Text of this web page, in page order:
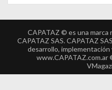
CAPATAZ © es una
CAPATAZ SAS. CAPATAZ
desarrollo,
www.CAPATAZ.com.ar